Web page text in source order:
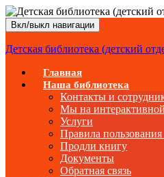
Вкл/выкл навигации
Детская библиотека (детский
Главная
Наша библиотека
Контакты и
Мы на
Услуги
Правила
Продли книгу
Документы
Обратная связь